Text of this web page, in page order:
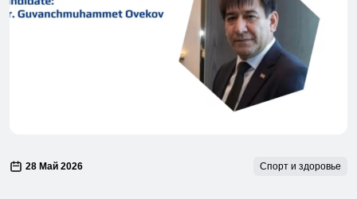
28 Май 2026 Спорт и здоровье